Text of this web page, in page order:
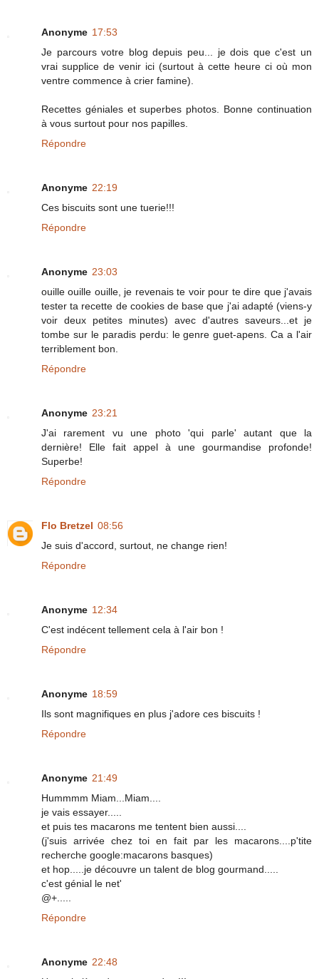
Anonyme 17:53
Je parcours votre blog depuis peu... je dois que c'est un
vrai supplice de venir ici (surtout à cette heure ci où mon
ventre commence à crier famine).
Recettes géniales et superbes photos. Bonne continuation
à vous surtout pour nos papilles.
Répondre
Anonyme 22:19
Ces biscuits sont une tuerie!!!
Répondre
Anonyme 23:03
ouille ouille ouille, je revenais te voir pour te dire que j'avais
tester ta recette de cookies de base que j'ai adapté (viens-y
voir deux petites minutes) avec d'autres saveurs...et je
tombe sur le paradis perdu: le genre guet-apens. Ca a l'air
terriblement bon.
Répondre
Anonyme 23:21
J'ai rarement vu une photo 'qui parle' autant que la
dernière! Elle fait appel à une gourmandise profonde!
Superbe!
Répondre
Flo Bretzel 08:56
Je suis d'accord, surtout, ne change rien!
Répondre
Anonyme 12:34
C'est indécent tellement cela à l'air bon !
Répondre
Anonyme 18:59
Ils sont magnifiques en plus j'adore ces biscuits !
Répondre
Anonyme 21:49
Hummmm Miam...Miam....
je vais essayer.....
et puis tes macarons me tentent bien aussi....
(j'suis arrivée chez toi en fait par les macarons....p'tite
recherche google:macarons basques)
et hop.....je découvre un talent de blog gourmand.....
c'est génial le net'
@+.....
Répondre
Anonyme 22:48